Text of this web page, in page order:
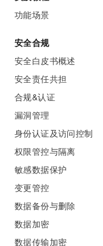
功能场景
安全合规
安全白皮书概述
安全责任共担
合规&认证
漏洞管理
身份认证及访问控制
权限管控与隔离
敏感数据保护
变更管控
数据备份与删除
数据加密
数据传输加密